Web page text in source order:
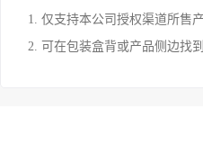
1. 仅支持本公司授权渠道所售
2. 可在包装盒背或产品侧边找